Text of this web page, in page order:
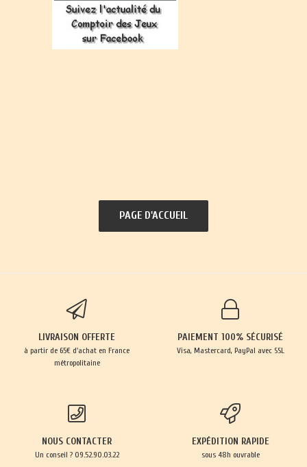
LIVRAISON OFFERTE
à partir de 65€ d'achat en France
métropolitaine
PAIEMENT 100% SÉCURISÉ
Visa, Mastercard, PayPal avec SSL
NOUS CONTACTER
Un conseil ? 09.52.90.03.22
EXPÉDITION RAPIDE
sous 48h ouvrable